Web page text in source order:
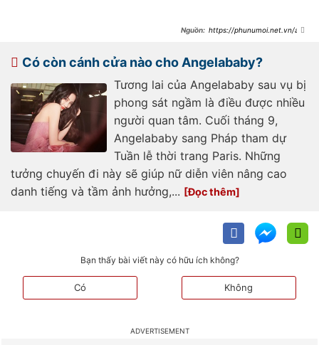
https://phunumoi.net.vn/ang
dia-vi-trong-gioi-lao-doc-khong-
phanh-d291360.html
Có còn cánh cửa nào cho Angelababy?
Tương lai của Angelababy sau vụ bị
phong sát ngầm là điều được nhiều
người quan tâm. Cuối tháng 9,
Angelababy sang Pháp tham dự
Tuần lễ thời trang Paris. Những
tưởng chuyến đi này sẽ giúp nữ diễn viên nâng cao
danh tiếng và tầm ảnh hưởng,...
Bạn thấy bài viết này có hữu ích không?
Có Không